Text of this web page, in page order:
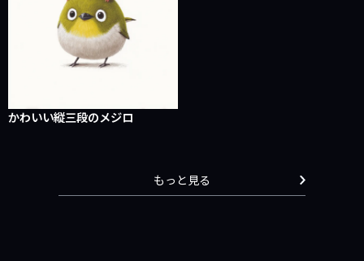
かわいい縦三段のメジロ
もっと見る